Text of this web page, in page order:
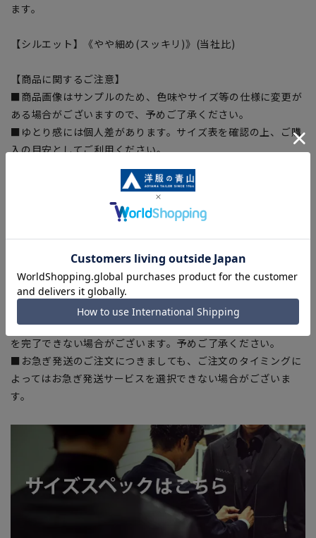
ます。
【シルエット】《やや細め(スッキリ)》(当社比)
【商品に関するご注意】
■商品画像はサンプルのため、色味やサイズ等の仕様に変更が
ある場合がございますので、予めご了承ください。
■ゆとり感には個人差があります。サイズ表を確認の上、ご購
入の目安としてご利用ください。
■生地や仕様・デザインにより、着用感や実際のサイズ表に若
干の誤差が生じる場合がございます。予めご了承ください。
■サイズスペックは仕上がりサイズを記載しております。一
部、商品現物におすすめサイズ(ヌードサイズ)を記載している
商品もございます。
■ブラウザやお使いのモニター環境、また撮影時の室内外の光
加減により、実際の商品と掲載画像の色味が異なる場合がござ
います。
■店舗や各モールサイトと商品在庫を共有しております関係
上、ご注文いただいたタイミングにより欠品が発生し、ご注文
を完了できない場合がございます。予めご了承ください。
■お急ぎ発送のご注文につきましても、ご注文のタイミングに
よってはお急ぎ発送サービスを選択できない場合がございま
す。